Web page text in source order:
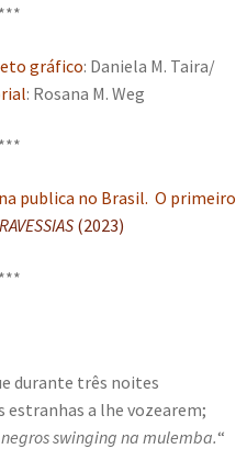
gráfico: Daniela M. Taira/
: Rosana M. Weg
publica no Brasil. O primeiro
(2023)
durante três noites
estranhas a lhe vozearem;
swinging na mulemba.“